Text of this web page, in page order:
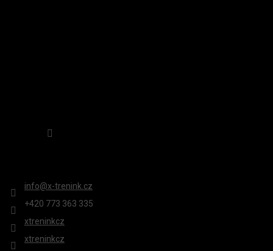
info@x-trenink.cz
+420 ‭773 363 335
xtreninkcz
xtreninkcz